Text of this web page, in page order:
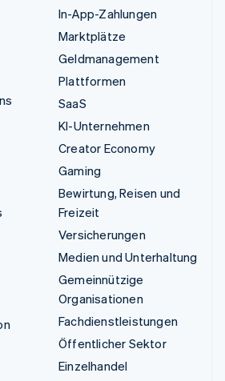
In-App-Zahlungen
Marktplätze
Geldmanagement
Plattformen
SaaS
KI-Unternehmen
Creator Economy
Gaming
Bewirtung, Reisen und
Freizeit
Versicherungen
Medien und Unterhaltung
Gemeinnützige
Organisationen
Fachdienstleistungen
Öffentlicher Sektor
Einzelhandel